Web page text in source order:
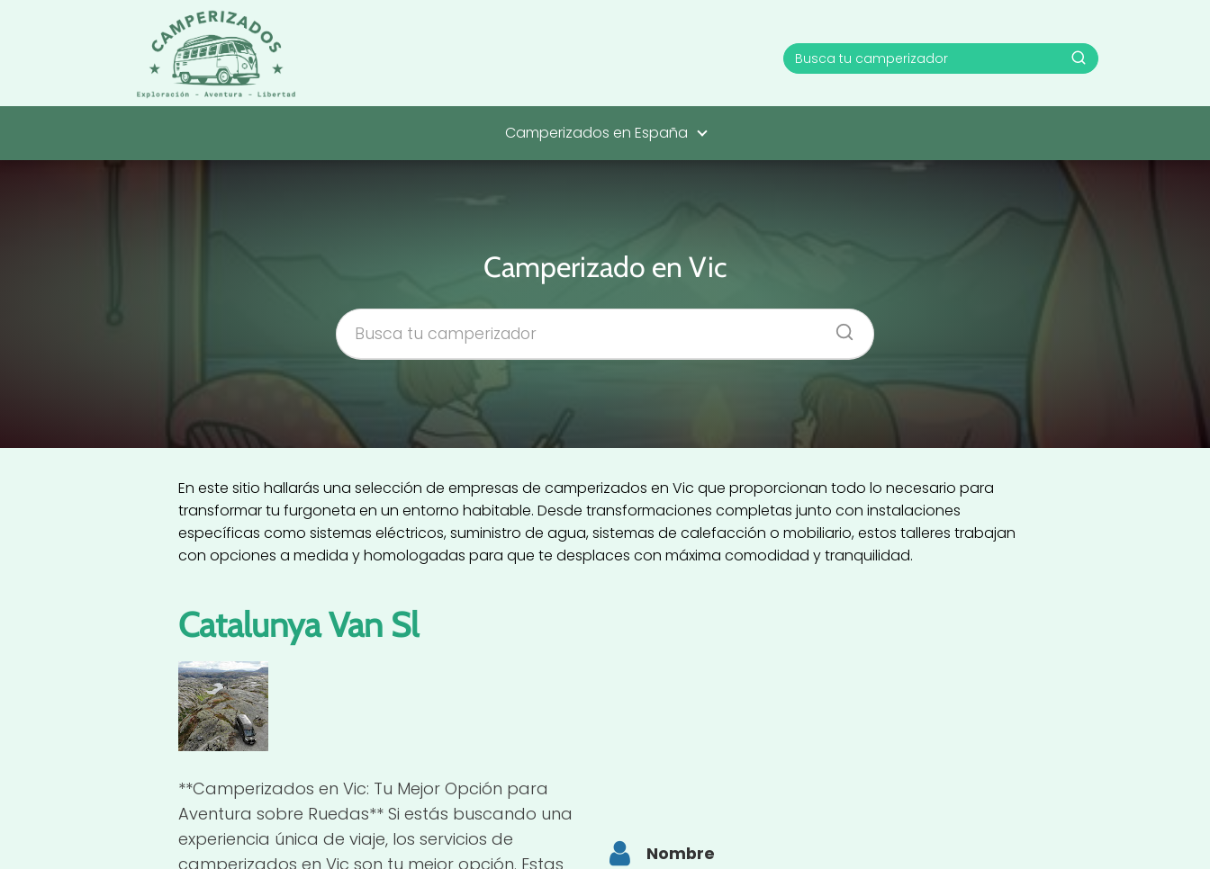
Camperizados en España
Camperizado en Vic
En este sitio hallarás una selección de empresas de camperizados en Vic que proporcionan todo lo necesario para
transformar tu furgoneta en un entorno habitable. Desde transformaciones completas junto con instalaciones
específicas como sistemas eléctricos, suministro de agua, sistemas de calefacción o mobiliario, estos talleres trabajan
con opciones a medida y homologadas para que te desplaces con máxima comodidad y tranquilidad.
Catalunya Van Sl
**Camperizados en Vic: Tu Mejor Opción para
Aventura sobre Ruedas** Si estás buscando una
experiencia única de viaje, los servicios de
camperizados en Vic son tu mejor opción. Estas
Nombre